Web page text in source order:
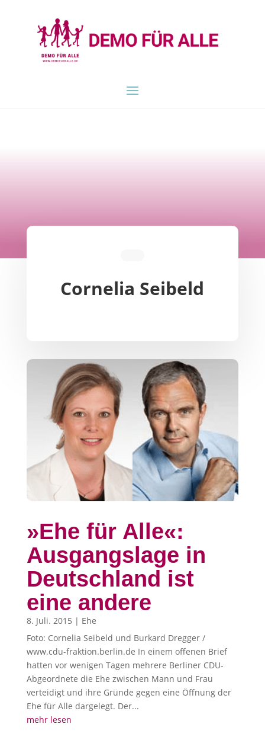
Cornelia Seibeld
»Ehe für Alle«:
Ausgangslage in
Deutschland ist
eine andere
8. Juli. 2015 | Ehe
Foto: Cornelia Seibeld und Burkard Dregger /
www.cdu-fraktion.berlin.de In einem offenen Brief
hatten vor wenigen Tagen mehrere Berliner CDU-
Abgeordnete die Ehe zwischen Mann und Frau
verteidigt und ihre Gründe gegen eine Öffnung der
Ehe für Alle dargelegt. Der...
mehr lesen